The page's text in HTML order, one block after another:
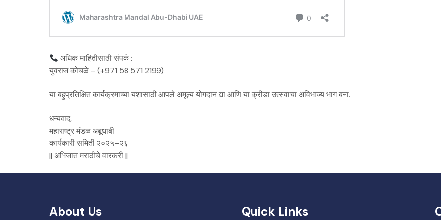
अधिक माहितीसाठी संपर्क :
युवराज कोचळे – (+971 58 571 2199)
या बहुप्रतिक्षित कार्यक्रमाच्या यशासाठी आपले अमूल्य योगदान द्या आणि या क्रीडा उत्सवाचा अविभाज्य भाग बना.
धन्यवाद,
महाराष्ट्र मंडळ अबूधाबी
कार्यकारी समिती २०२५–२६
|| अभिजात मराठीचे वारकरी ||
About Us Quick Links